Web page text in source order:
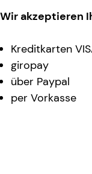
Wir akzeptieren
Kreditkarten
giropay
über Paypal
per Vorkasse